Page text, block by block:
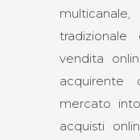
vendita
mercato
acquisti